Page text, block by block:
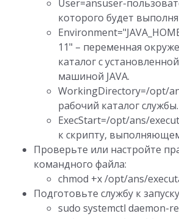
User=ansuser-
которого будет
11" – переменная
каталог с
машиной JAVA.
WorkingDirectory=/opt/
рабочий каталог службы.
ExecStart=/opt/ans/
к скрипту,
Проверьте или настройте
командного файла:
chmod +x /opt/ans/
Подготовьте службу к
sudo systemctl daemon-